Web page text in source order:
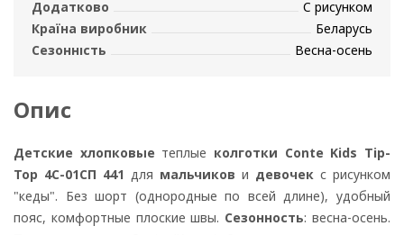
Додатково
С рисунком
Країна виробник
Беларусь
Сезонність
Весна-осень
Опис
Детские хлопковые теплые колготки Conte Kids Tip-
Top 4С-01СП 441 для мальчиков и девочек с рисунком
"кеды". Без шорт (однородные по всей длине), удобный
пояс, комфортные плоские швы. Сезонность: весна-осень.